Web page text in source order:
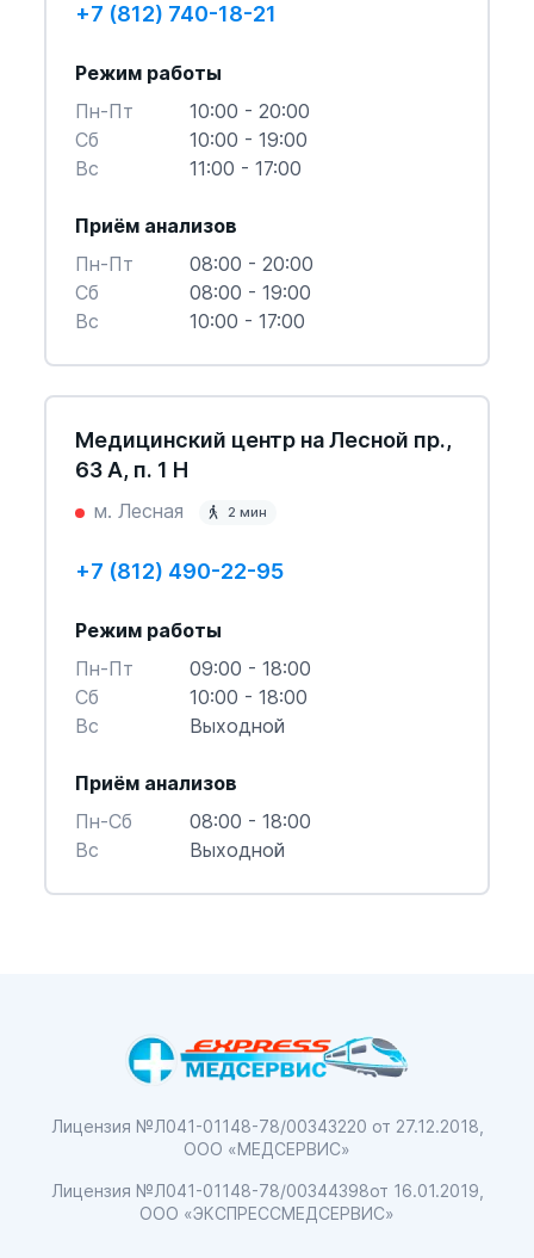
+7 (812) 740-18-21
Режим работы
Пн-Пт
10:00 - 20:00
Cб
10:00 - 19:00
Вс
11:00 - 17:00
Приём анализов
Пн-Пт
08:00 - 20:00
Cб
08:00 - 19:00
Вс
10:00 - 17:00
Медицинский центр на Лесной пр.,
63 А, п. 1 Н
м. Лесная 2 мин
+7 (812) 490-22-95
Режим работы
Пн-Пт
09:00 - 18:00
Cб
10:00 - 18:00
Вс
Выходной
Приём анализов
Пн-Cб
08:00 - 18:00
Вс
Выходной
Лицензия №Л041-01148-78/00343220 от 27.12.2018,
ООО «МЕДСЕРВИС»
Лицензия №Л041-01148-78/00344398от 16.01.2019,
ООО «ЭКСПРЕССМЕДСЕРВИС»